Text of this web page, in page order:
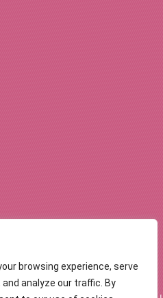
browsing experience, serve
analyze our traffic. By